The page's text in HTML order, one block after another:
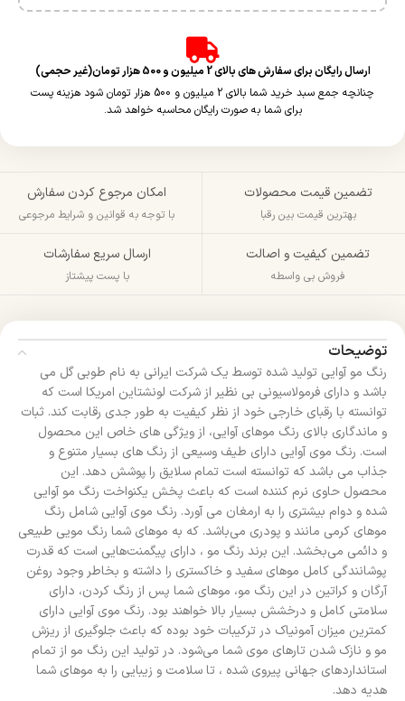
ارسال رایگان برای سفارش های بالای 2 میلیون و 500 هزار تومان(غیر حجمی)
چنانچه جمع سبد خرید شما بالای 2 میلیون و 500 هزار تومان شود هزینه پست
برای شما به صورت رایگان محاسبه خواهد شد.
تضمین قیمت محصولات
بهترین قیمت بین رقبا
امکان مرجوع کردن سفارش
با توجه به قوانین و شرایط مرجوعی
تضمین کیفیت و اصالت
فروش بی واسطه
ارسال سریع سفارشات
با پست پیشتاز
توضیحات
رنگ مو آوایی تولید شده توسط یک شرکت ایرانی به نام طوبی گل می
باشد و دارای فرمولاسیونی بی نظیر از شرکت لونشتاین امریکا است که
توانسته با رقبای خارجی خود از نظر کیفیت به طور جدی رقابت کند. ثبات
و ماندگاری بالای رنگ موهای آوایی، از ویژگی های خاص این محصول
است. رنگ موی آوایی دارای طیف وسیعی از رنگ های بسیار متنوع و
جذاب می باشد که توانسته است تمام سلایق را ‍‍‍‍پوشش دهد. این
محصول حاوی نرم کننده است که باعث پخش یکنواخت رنگ مو آوایی
شده و دوام بیشتری را به ارمغان می آورد. رنگ موی آوایی شامل رنگ
موهای کرمی مانند و پودری می‌باشد. که به موهای شما رنگ مویی طبیعی
و دائمی می‌بخشد. این برند رنگ مو ، دارای پیگمنت‌هایی است که قدرت
پوشانندگی کامل موهای سفید و خاکستری را داشته و بخاطر وجود روغن
آرگان و کراتین در این رنگ مو، موهای شما پس از رنگ کردن، دارای
سلامتی کامل و درخشش بسیار بالا خواهند بود. رنگ موی آوایی دارای
کمترین میزان آمونیاک در ترکیبات خود بوده که باعث جلوگیری از ریزش
مو و نازک شدن تارهای موی شما می‌شود. در تولید این رنگ مو از تمام
استانداردهای جهانی پیروی شده ، تا سلامت و زیبایی را به موهای شما
هدیه دهد.